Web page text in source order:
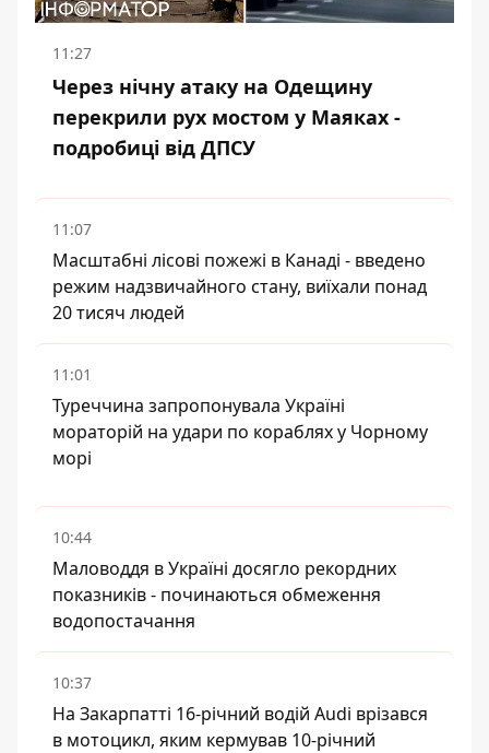
11:27
Через нічну атаку на Одещину
перекрили рух мостом у Маяках -
подробиці від ДПСУ
11:07
Масштабні лісові пожежі в Канаді - введено
режим надзвичайного стану, виїхали понад
20 тисяч людей
11:01
Туреччина запропонувала Україні
мораторій на удари по кораблях у Чорному
морі
10:44
Маловоддя в Україні досягло рекордних
показників - починаються обмеження
водопостачання
10:37
На Закарпатті 16-річний водій Audi врізався
в мотоцикл, яким кермував 10-річний